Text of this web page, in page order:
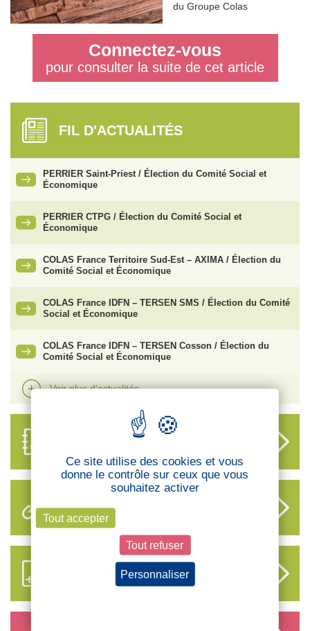
du Groupe Colas
Connectez-vous
pour consulter la suite de cet article
FIL D'ACTUALITÉS
PERRIER Saint-Priest / Élection du Comité Social et
Économique
PERRIER CTPG / Élection du Comité Social et
Économique
COLAS France Territoire Sud-Est – AXIMA / Élection du
Comité Social et Économique
COLAS France IDFN – TERSEN SMS / Élection du Comité
Social et Économique
COLAS France IDFN – TERSEN Cosson / Élection du
Comité Social et Économique
Voir plus d'actualités
LIENS UTILES
S’ABONNER AUX NOUVEAUX
CONTENUS CFTC
Ce site utilise des cookies et vous
donne le contrôle sur ceux que vous
souhaitez activer
Tout accepter
Tout refuser
Personnaliser